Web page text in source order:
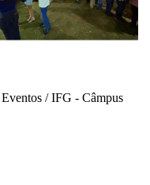
/ IFG - Câmpus